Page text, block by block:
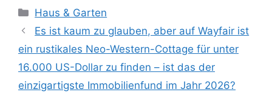
Kategorien
Haus & Garten
Es ist kaum zu glauben, aber auf Wayfair ist
ein rustikales Neo-Western-Cottage für unter
16.000 US-Dollar zu finden – ist das der
einzigartigste Immobilienfund im Jahr 2026?